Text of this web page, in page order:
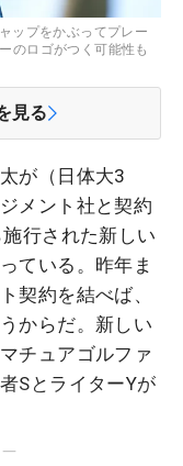
ップをかぶってプレー
のロゴがつく可能性も
見る
が（日体大3
メント社と契約
行された新しい
ている。昨年ま
契約を結べば、
からだ。新しい
チュアゴルファ
SとライターYが